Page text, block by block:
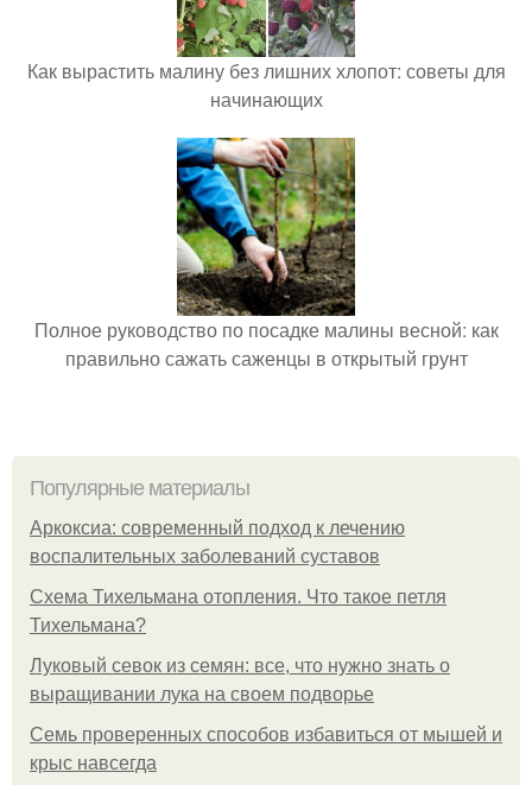
Как вырастить малину без лишних хлопот: советы для
начинающих
Полное руководство по посадке малины весной: как
правильно сажать саженцы в открытый грунт
Популярные материалы
Аркоксиа: современный подход к лечению
воспалительных заболеваний суставов
Схема Тихельмана отопления. Что такое петля
Тихельмана?
Луковый севок из семян: все, что нужно знать о
выращивании лука на своем подворье
Семь проверенных способов избавиться от мышей и
крыс навсегда